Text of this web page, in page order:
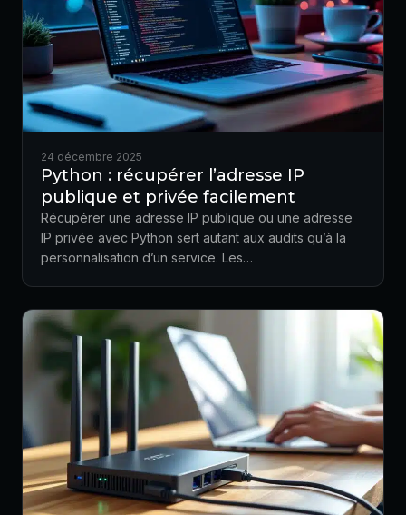
24 décembre 2025
Python : récupérer l’adresse IP
publique et privée facilement
Récupérer une adresse IP publique ou une adresse
IP privée avec Python sert autant aux audits qu’à la
personnalisation d’un service. Les…